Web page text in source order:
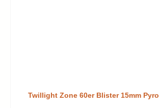
Twillight Zone 60er Blister 15mm Pyro